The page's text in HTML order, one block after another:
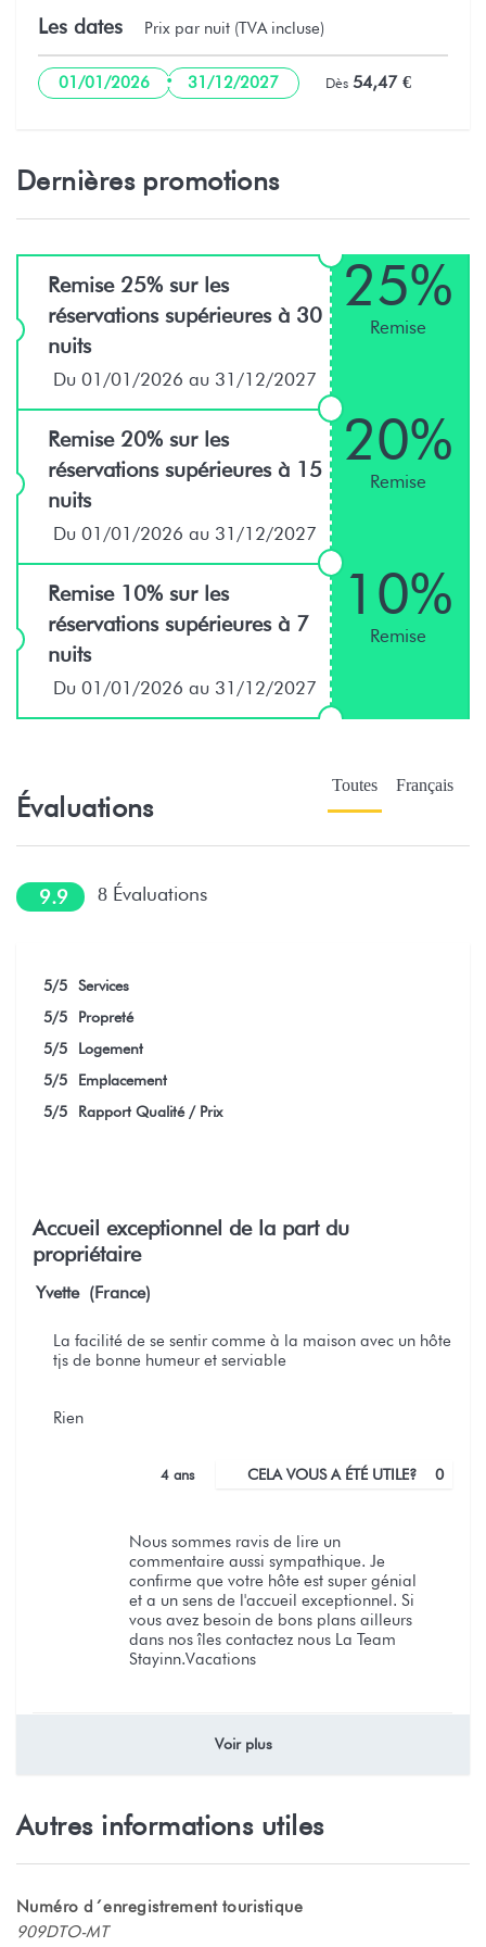
Papeete
Parc - Parc Bougainville, Avenue du
Général de Gaulle, Pa
11,5 km
Golf - Golf club d'Atimaono/Tahiti, Allée
des Mombins, Papara 98712
33,5 km
Parc naturel - Jardin d'Eau de Vaipahi,
Teva I Uta
Parc naturel - Jardin Botanique Harrison
Smith,
42,4 km
Les dates Prix par nuit (TVA incluse)
01/01/2026 · 31/12/2027 Dès 54,47 €
Dernières promotions
Remise 25% sur les
réservations supérieures à 30
nuits
Du 01/01/2026 au 31/12/2027
25%
Remise
Remise 20% sur les
réservations supérieures à 15
nuits
Du 01/01/2026 au 31/12/2027
20%
Remise
Remise 10% sur les
réservations supérieures à 7
nuits
Du 01/01/2026 au 31/12/2027
10%
Remise
Évaluations
9.9 8 Évaluations
Toutes Français
5/5
Services
5/5
Propreté
5/5
Logement
5/5
Emplacement
5/5 Rapport Qualité / Prix
Accueil exceptionnel de la part du
propriétaire
Yvette (France)
La facilité de se sentir comme à la maison avec un hôte
tjs de bonne humeur et serviable
Rien
CELA VOUS A ÉTÉ UTILE? 0
4 ans
Nous sommes ravis de lire un
commentaire aussi sympathique. Je
confirme que votre hôte est super génial
et a un sens de l'accueil exceptionnel. Si
vous avez besoin de bons plans ailleurs
dans nos îles contactez nous La Team
Stayinn.Vacations
Marie José (France)
agréable et inoubliable.
Voir plus
Autres informations utiles
Numéro d´enregistrement touristique
909DTO-MT